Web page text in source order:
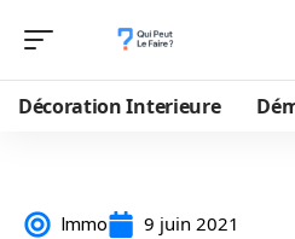
Décoration Interieure
Immo 9 juin 2021